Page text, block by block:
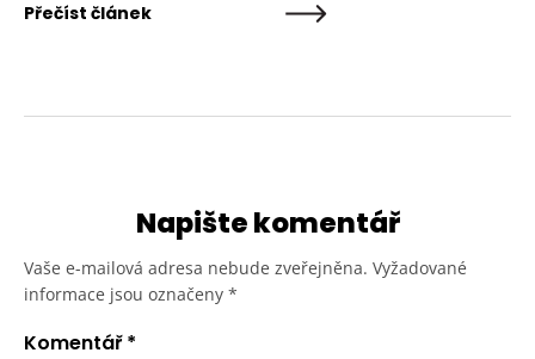
Přečíst článek
Napište komentář
Vaše e-mailová adresa nebude zveřejněna. Vyžadované
informace jsou označeny *
Komentář*